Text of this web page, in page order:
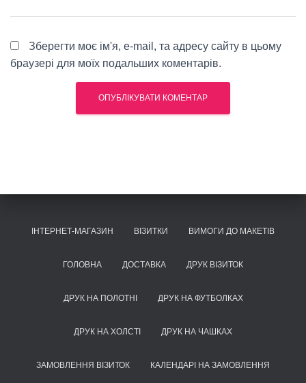
Зберегти моє ім'я, e-mail, та адресу сайту в цьому
браузері для моїх подальших коментарів.
ІНТЕРНЕТ-МАГАЗИН ВІЗИТКИ ВИМОГИ ДО МАКЕТІВ
ГОЛОВНА ДОСТАВКА ДРУК ВІЗИТОК
ДРУК НА ПОЛОТНІ ДРУК НА ФУТБОЛКАХ
ДРУК НА ХОЛСТІ ДРУК НА ЧАШКАХ
ЗАМОВЛЕННЯ ВІЗИТОК КАЛЕНДАРІ НА ЗАМОВЛЕННЯ